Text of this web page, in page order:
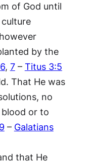
of God until
by the
6, 7– Titus 3:5
That He was
no
or to
– Galatians
that He